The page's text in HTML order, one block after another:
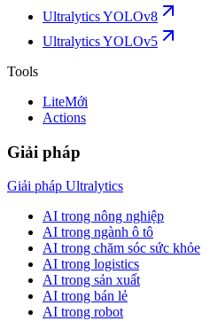
Ultralytics YOLOv8
Ultralytics YOLOv5
Tools
LiteMới
Actions
Giải pháp
Giải pháp Ultralytics
AI trong nông nghiệp
AI trong ngành ô tô
AI trong chăm sóc sức khỏe
AI trong logistics
AI trong sản xuất
AI trong bán lẻ
AI trong robot